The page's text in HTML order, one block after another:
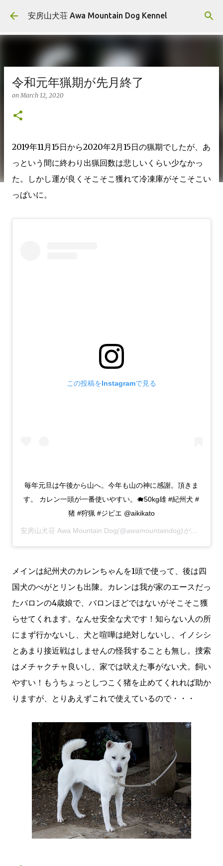
Skip to main content
安房山犬荘 Awa Mountain Dog Kennel
令和元年猟期が先月終了
onMarch 12, 2020
2019年11月15日から2020年2月15日の猟期でしたが、あ
っという間に終わり出猟回数は悲しいくらい少なかっ
た。しかし運が良くそこそこ獲れて冷凍庫がそこそこい
っぱいに。
この投稿をInstagramで見る
毎年元旦は午後から山へ。今年も山の神に感謝。頂きま
す。 カレン一頭が一番使いやすい。🐗50kg雄 #紀州犬 #
猪 #狩猟 #ジビエ @aikikato
安房山犬荘 Awa Mountain Dog(@awamountaindog)がシェアした投稿 -
メインは紀州犬のカレンちゃんを1頭で使って、後は四
国犬のべがとリンも出陳。カレンは我が家のエースだっ
たバロンの4歳娘で、バロンほどではないがそこそこ獲
らせてくれます。なんせ安全な犬です！知らない人の所
にまず行かないし、犬と喧嘩は絶対しないし、イノシシ
とあまり接近戦はしませんの怪我することも無し。捜索
はメチャクチャ良いし、家では吠えた事がない犬。飼い
やすい！もうちょっとしつこく猪を止めてくれれば助か
りますが、とりあえずこれで使えているので・・・